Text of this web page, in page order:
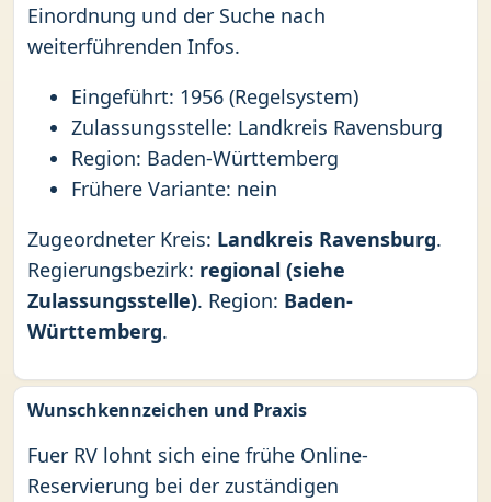
Einordnung und der Suche nach
weiterführenden Infos.
Eingeführt: 1956 (Regelsystem)
Zulassungsstelle: Landkreis Ravensburg
Region: Baden-Württemberg
Frühere Variante: nein
Zugeordneter Kreis: Landkreis Ravensburg.
Regierungsbezirk: regional (siehe
Zulassungsstelle). Region: Baden-
Württemberg.
Wunschkennzeichen und Praxis
Fuer RV lohnt sich eine frühe Online-
Reservierung bei der zuständigen